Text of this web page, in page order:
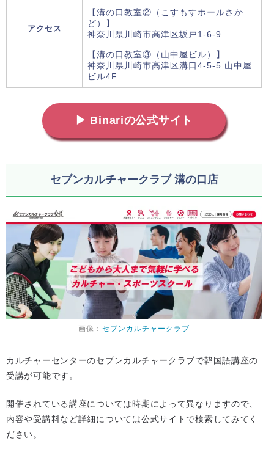
アクセス
【溝の口教室②（こすもすホールさか
ど）】
神奈川県川崎市高津区坂戸1-6-9
【溝の口教室③（山中屋ビル）】
神奈川県川崎市高津区溝口4-5-5 山中屋
ビル4F
▶ Binariの公式サイト
セブンカルチャークラブ 溝の口店
画像： セブンカルチャークラブ
カルチャーセンターのセブンカルチャークラブで韓国語講座の
受講が可能です。
開催されている講座については時期によって異なりますので、
内容や受講料など詳細については公式サイトで検索してみてく
ださい。